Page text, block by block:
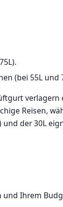
(bei 55L und
Reisen,
der 30L
Ihrem